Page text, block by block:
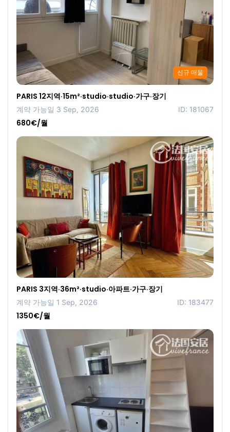
신규 매물
PARIS 12지역·15m²·studio·studio·가구·장기
계약 가능일 3 Sep, 2026 ID: 181067
680€/월
PARIS 3지역·36m²·studio·아파트·가구·장기
계약 가능일 1 Sep, 2026 ID: 183477
1350€/월